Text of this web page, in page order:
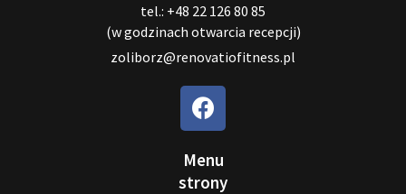
tel.: +48 22 126 80 85
(w godzinach otwarcia recepcji)
zoliborz@renovatiofitness.pl
Menu
strony